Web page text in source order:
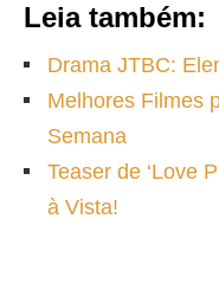
Leia também:
Drama JTBC:
Melhores Filmes
Semana
Teaser de ‘Love
à Vista!